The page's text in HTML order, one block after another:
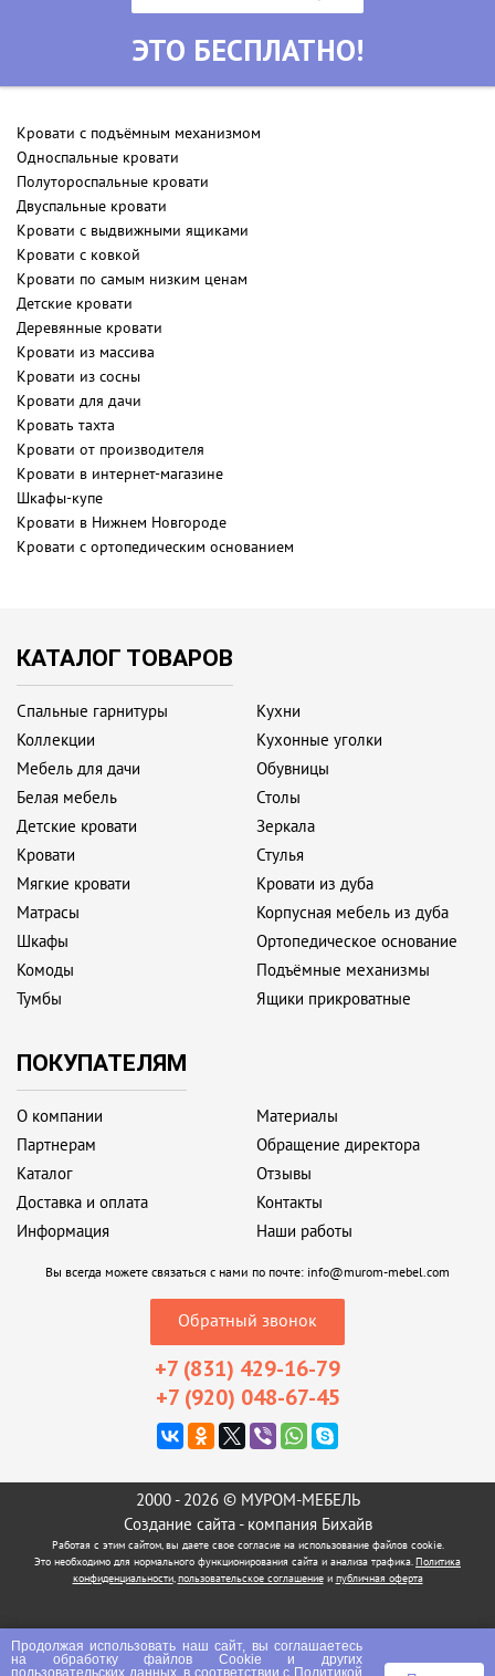
ЭТО БЕСПЛАТНО!
Кровати с подъёмным механизмом
Односпальные кровати
Полутороспальные кровати
Двуспальные кровати
Кровати с выдвижными ящиками
Кровати с ковкой
Кровати по самым низким ценам
Детские кровати
Деревянные кровати
Кровати из массива
Кровати из сосны
Кровати для дачи
Кровать тахта
Кровати от производителя
Кровати в интернет-магазине
Шкафы-купе
Кровати в Нижнем Новгороде
Кровати с ортопедическим основанием
ПОКУПАТЕЛЯМ
О компании
Партнерам
Каталог
Доставка и оплата
Информация
Материалы
Обращение директора
Отзывы
Контакты
Наши работы
КАТАЛОГ ТОВАРОВ
Спальные гарнитуры
Коллекции
Мебель для дачи
Белая мебель
Детские кровати
Кровати
Мягкие кровати
Матрасы
Шкафы
Комоды
Тумбы
Кухни
Кухонные уголки
Обувницы
Столы
Зеркала
Стулья
Кровати из дуба
Корпусная мебель из дуба
Ортопедическое основание
Подъёмные механизмы
Ящики прикроватные
Вы всегда можете связаться с нами по почте: info@murom-mebel.com
Обратный звонок
+7 (831) 429-16-79
+7 (920) 048-67-45
2000 - 2026 © МУРОМ-МЕБЕЛЬ
Создание сайта- компания Бихайв
Работая с этим сайтом, вы даете свое согласие на использование файлов cookie.
Это необходимо для нормального функционирования сайта и анализа трафика.Политика
конфиденциальности,пользовательское соглашениеи публичная оферта
Продолжая использовать наш сайт, вы соглашаетесь
на обработку файлов Сookie и других
пользовательских данных, в соответствии с Политикой